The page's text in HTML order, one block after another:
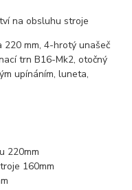
na obsluhu stroje
220 mm, 4-hrotý unašeč
trn B16-Mk2, otočný
upínáním, luneta,
220mm
160mm